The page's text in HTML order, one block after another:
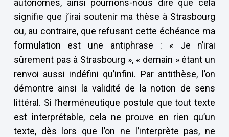
autonomes, ainsi pourrions-nous dire que cela
signifie que j’irai soutenir ma thèse à Strasbourg
ou, au contraire, que refusant cette échéance ma
formulation est une antiphrase : « Je n’irai
sûrement pas à Strasbourg », « demain » étant un
renvoi aussi indéfini qu’infini. Par antithèse, l’on
démontre ainsi la validité de la notion de sens
littéral. Si l’herméneutique postule que tout texte
est interprétable, cela ne prouve en rien qu’un
texte, dès lors que l’on ne l’interprète pas, ne